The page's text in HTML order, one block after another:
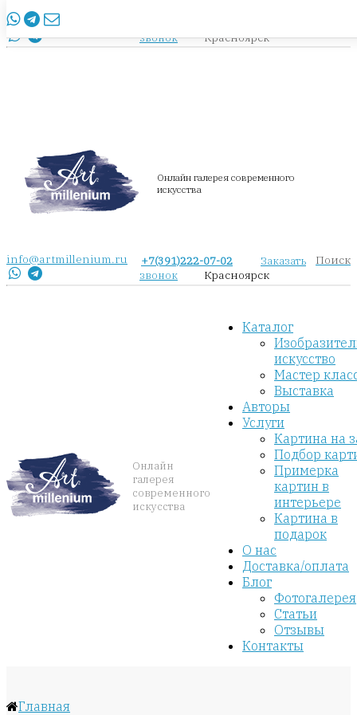
info@artmillenium.ru
звонок
Красноярск
Онлайн галерея современного
искусства
info@artmillenium.ru +7(391)222-07-02
Заказать
звонок
Красноярск
Поиск
Онлайн
галерея
современного
искусства
Каталог
искусство
Мастер
Выставка
Авторы
Услуги
Картина на
Подбор
Примерка
картин в
интерьере
Картина в
подарок
О нас
Доставка/оплата
Блог
Фотогалерея
Статьи
Отзывы
Контакты
Главная